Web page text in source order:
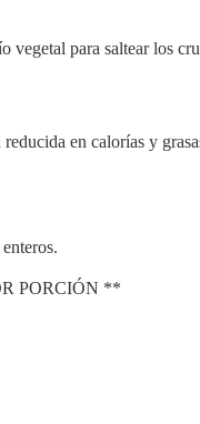
vegetal para saltear los
en calorías y
PORCIÓN **